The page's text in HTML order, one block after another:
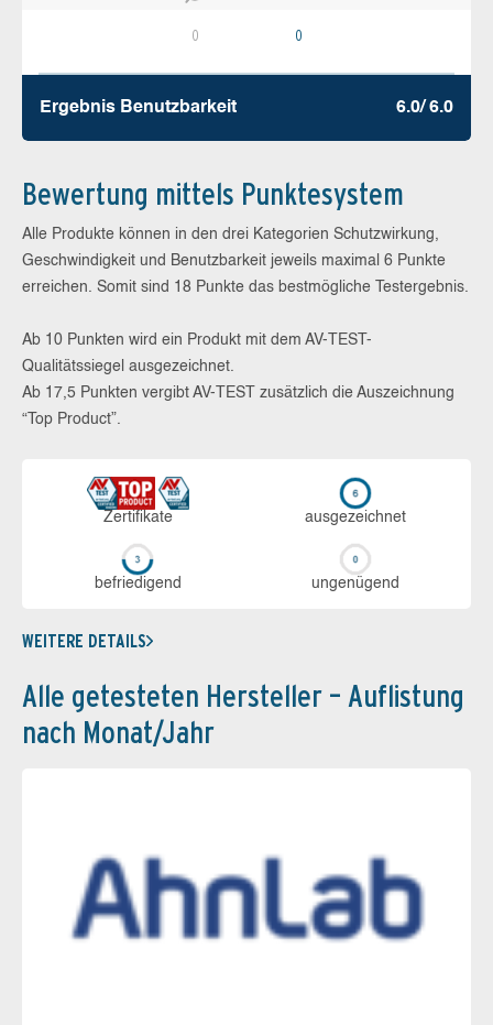
0 0
Ergebnis Benutz­barkeit 6.0/ 6.0
Bewertung mittels Punktesystem
Alle Produkte können in den drei Kategorien Schutzwirkung,
Geschwindigkeit und Benutzbarkeit jeweils maximal 6 Punkte
erreichen. Somit sind 18 Punkte das bestmögliche Testergebnis.
Ab 10 Punkten wird ein Produkt mit dem AV-TEST-
Qualitätssiegel ausgezeichnet.
Ab 17,5 Punkten vergibt AV-TEST zusätzlich die Auszeichnung
“Top Product”.
Zerti­fikate aus­ge­zeich­net
be­frie­di­gend un­ge­nü­gend
WEITERE DETAILS
Alle getesteten Hersteller – Auflistung
nach Monat/Jahr